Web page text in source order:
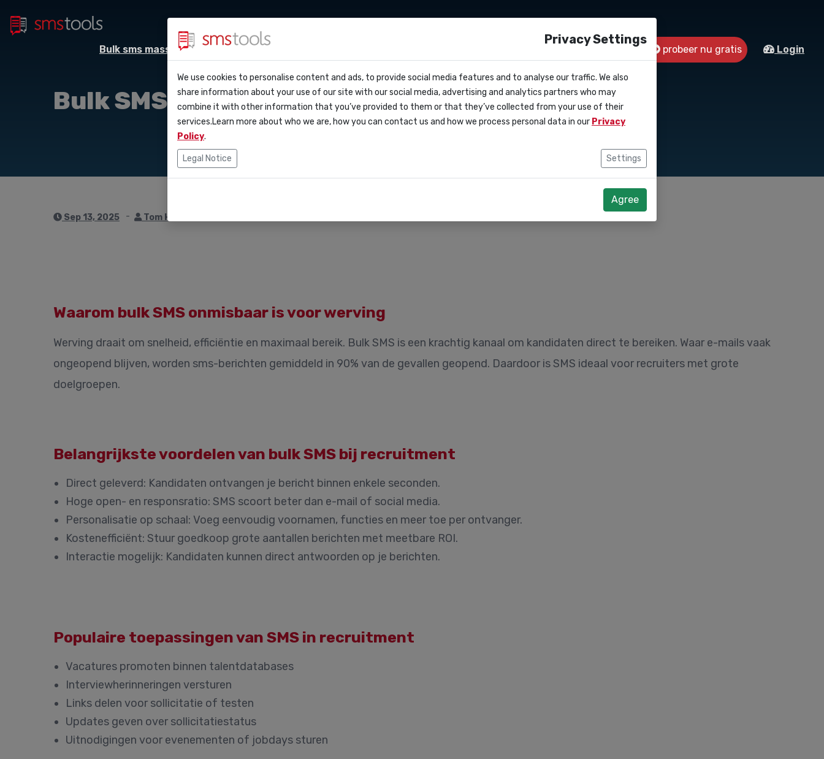
Bulk sms massa berichten Contact probeer nu gratis Login
API Docs
Zapier
Blog
Service level agreement
(sla)
Een offerte aanvragen
Bulk SMS voor succesvolle wervingscampagnes
Sep 13, 2025 Tom Hendrix
Waarom bulk SMS onmisbaar is voor werving
Werving draait om snelheid, efficiëntie en maximaal bereik. Bulk SMS is een krachtig kanaal om kandidaten direct te bereiken. Waar e-mails vaak
ongeopend blijven, worden sms-berichten gemiddeld in 90% van de gevallen geopend. Daardoor is SMS ideaal voor recruiters met grote
doelgroepen.
Belangrijkste voordelen van bulk SMS bij recruitment
Direct geleverd: Kandidaten ontvangen je bericht binnen enkele seconden.
Hoge open- en responsratio: SMS scoort beter dan e-mail of social media.
Personalisatie op schaal: Voeg eenvoudig voornamen, functies en meer toe per ontvanger.
Kostenefficiënt: Stuur goedkoop grote aantallen berichten met meetbare ROI.
Interactie mogelijk: Kandidaten kunnen direct antwoorden op je berichten.
Populaire toepassingen van SMS in recruitment
Vacatures promoten binnen talentdatabases
Interviewherinneringen versturen
Links delen voor sollicitatie of testen
Updates geven over sollicitatiestatus
Uitnodigingen voor evenementen of jobdays sturen
Privacy Settings
We use cookies to personalise content and ads, to provide social media features and to analyse our traffic. We also
share information about your use of our site with our social media, advertising and analytics partners who may
combine it with other information that you’ve provided to them or that they’ve collected from your use of their
services.Learn more about who we are, how you can contact us and how we process personal data in our Privacy
Policy.
Legal Notice Settings
Agree